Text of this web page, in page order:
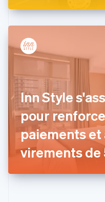
Inn Style
pour
paiements
virements de
États-Unis
English
France
FrançaisEnglish
English
Grèce
English
Hongrie
English
Inde
English
Irlande
Italie